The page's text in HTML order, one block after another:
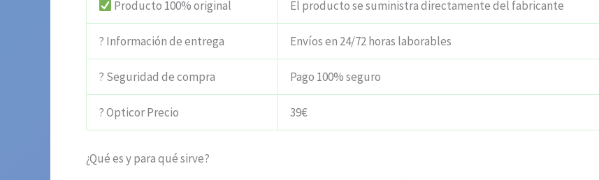
Producto 100% original El producto se suministra directamente del fabricante
? Información de entrega Envíos en 24/72 horas laborables
? Seguridad de compra Pago 100% seguro
? Opticor Precio 39€
¿Qué es y para qué sirve?